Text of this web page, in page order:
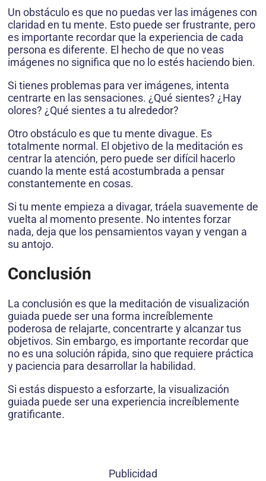
Un obstáculo es que no puedas ver las imágenes con
claridad en tu mente. Esto puede ser frustrante, pero
es importante recordar que la experiencia de cada
persona es diferente. El hecho de que no veas
imágenes no significa que no lo estés haciendo bien.
Si tienes problemas para ver imágenes, intenta
centrarte en las sensaciones. ¿Qué sientes? ¿Hay
olores? ¿Qué sientes a tu alrededor?
Otro obstáculo es que tu mente divague. Es
totalmente normal. El objetivo de la meditación es
centrar la atención, pero puede ser difícil hacerlo
cuando la mente está acostumbrada a pensar
constantemente en cosas.
Si tu mente empieza a divagar, tráela suavemente de
vuelta al momento presente. No intentes forzar
nada, deja que los pensamientos vayan y vengan a
su antojo.
Conclusión
La conclusión es que la meditación de visualización
guiada puede ser una forma increíblemente
poderosa de relajarte, concentrarte y alcanzar tus
objetivos. Sin embargo, es importante recordar que
no es una solución rápida, sino que requiere práctica
y paciencia para desarrollar la habilidad.
Si estás dispuesto a esforzarte, la visualización
guiada puede ser una experiencia increíblemente
gratificante.
Publicidad